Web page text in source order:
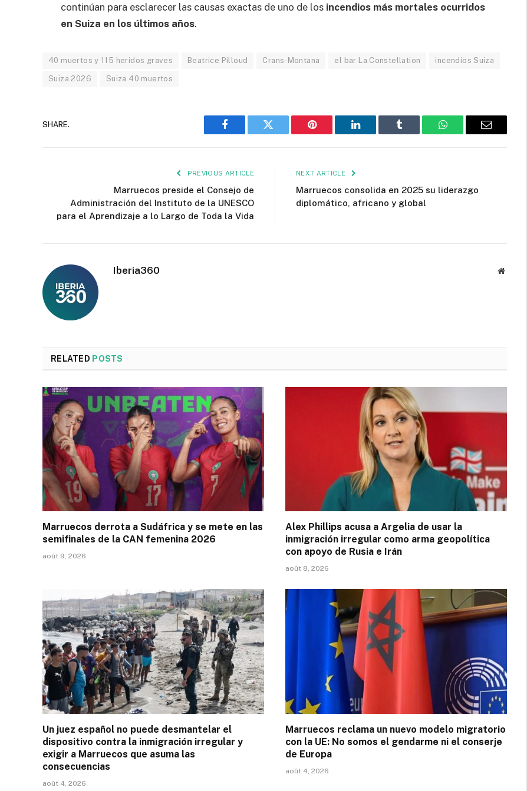
continúan para esclarecer las causas exactas de uno de los incendios más mortales ocurridos
en Suiza en los últimos años.
40 muertos y 115 heridos graves Beatrice Pilloud Crans-Montana el bar La Constellation incendios Suiza
Suiza 2026 Suiza 40 muertos
SHARE.
Facebook Twitter Pinterest LinkedIn Tumblr WhatsAppEmail
PREVIOUS ARTICLE
Marruecos preside el Consejo de
Administración del Instituto de la UNESCO
para el Aprendizaje a lo Largo de Toda la Vida
NEXT ARTICLE
Marruecos consolida en 2025 su liderazgo
diplomático, africano y global
Iberia360 Website
RELATED POSTS
Marruecos derrota a Sudáfrica y se mete en las
semifinales de la CAN femenina 2026
août 9, 2026
Alex Phillips acusa a Argelia de usar la
inmigración irregular como arma geopolítica
con apoyo de Rusia e Irán
août 8, 2026
Un juez español no puede desmantelar el
dispositivo contra la inmigración irregular y
exigir a Marruecos que asuma las
consecuencias
août 4, 2026
Marruecos reclama un nuevo modelo migratorio
con la UE: No somos el gendarme ni el conserje
de Europa
août 4, 2026